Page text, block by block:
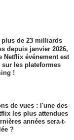
plus de 23 milliards
depuis janvier 2026,
Netflix événement est
sur les plateformes
!
de vues : l'une des
les plus attendues
années sera-t-
?